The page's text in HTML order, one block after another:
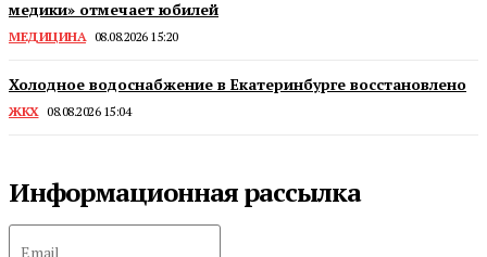
медики» отмечает юбилей
МЕДИЦИНА 08.08.2026 15:20
Холодное водоснабжение в Екатеринбурге восстановлено
ЖКХ 08.08.2026 15:04
Информационная рассылка